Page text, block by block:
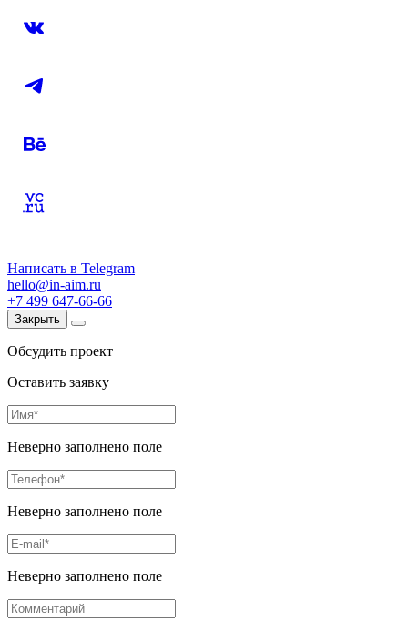
Написать в Telegram
hello@in-aim.ru
+7 499 647-66-66
Закрыть
Обсудить проект
Оставить заявку
Неверно заполнено поле
Неверно заполнено поле
Неверно заполнено поле